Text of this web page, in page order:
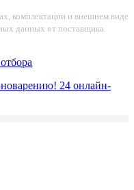
комплектации и внешнем виде
данных от поставщика.
24 онлайн-